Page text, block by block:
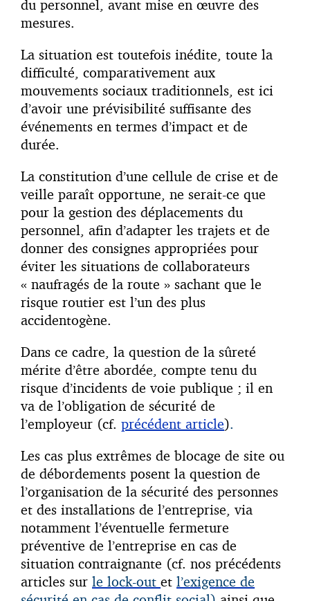
du personnel, avant mise en œuvre des
mesures.
La situation est toutefois inédite, toute la
difficulté, comparativement aux
mouvements sociaux traditionnels, est ici
d’avoir une prévisibilité suffisante des
événements en termes d’impact et de
durée.
La constitution d’une cellule de crise et de
veille paraît opportune, ne serait-ce que
pour la gestion des déplacements du
personnel, afin d’adapter les trajets et de
donner des consignes appropriées pour
éviter les situations de collaborateurs
« naufragés de la route » sachant que le
risque routier est l’un des plus
accidentogène.
Dans ce cadre, la question de la sûreté
mérite d’être abordée, compte tenu du
risque d’incidents de voie publique ; il en
va de l’obligation de sécurité de
l’employeur (cf. précédent article).
Les cas plus extrêmes de blocage de site ou
de débordements posent la question de
l’organisation de la sécurité des personnes
et des installations de l’entreprise, via
notamment l’éventuelle fermeture
préventive de l’entreprise en cas de
situation contraignante (cf. nos précédents
articles sur le lock-out et l’exigence de